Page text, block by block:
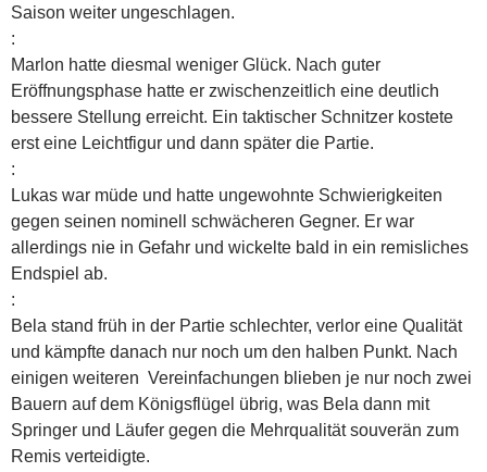
Saison weiter ungeschlagen.
:
Marlon hatte diesmal weniger Glück. Nach guter
Eröffnungsphase hatte er zwischenzeitlich eine deutlich
bessere Stellung erreicht. Ein taktischer Schnitzer kostete
erst eine Leichtfigur und dann später die Partie.
:
Lukas war müde und hatte ungewohnte Schwierigkeiten
gegen seinen nominell schwächeren Gegner. Er war
allerdings nie in Gefahr und wickelte bald in ein remisliches
Endspiel ab.
:
Bela stand früh in der Partie schlechter, verlor eine Qualität
und kämpfte danach nur noch um den halben Punkt. Nach
einigen weiteren Vereinfachungen blieben je nur noch zwei
Bauern auf dem Königsflügel übrig, was Bela dann mit
Springer und Läufer gegen die Mehrqualität souverän zum
Remis verteidigte.